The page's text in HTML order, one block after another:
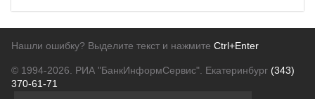
Нашли ошибку? Выделите текст и нажмите Ctrl+Enter
© 1994-2026. РИА "БанкИнформСервис". Екатеринбург (343)
370-61-71